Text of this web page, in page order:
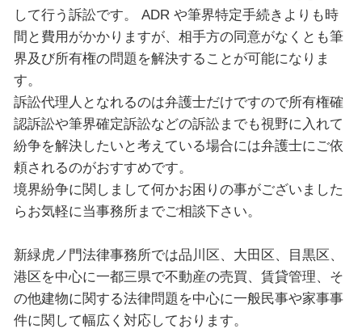
して行う訴訟です。 ADR や筆界特定手続きよりも時
間と費用がかかりますが、相手方の同意がなくとも筆
界及び所有権の問題を解決することが可能になりま
す。
訴訟代理人となれるのは弁護士だけですので所有権確
認訴訟や筆界確定訴訟などの訴訟までも視野に入れて
紛争を解決したいと考えている場合には弁護士にご依
頼されるのがおすすめです。
境界紛争に関しまして何かお困りの事がございました
らお気軽に当事務所までご相談下さい。
新緑虎ノ門法律事務所では品川区、大田区、目黒区、
港区を中心に一都三県で不動産の売買、賃貸管理、そ
の他建物に関する法律問題を中心に一般民事や家事事
件に関して幅広く対応しております。